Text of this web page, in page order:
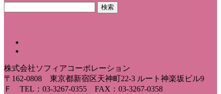
株式会社ソフィアコーポレーション
〒162-0808 東京都新宿区天神町22-3 ルート神楽坂ビル9
Ｆ TEL：03-3267-0355 FAX：03-3267-0358